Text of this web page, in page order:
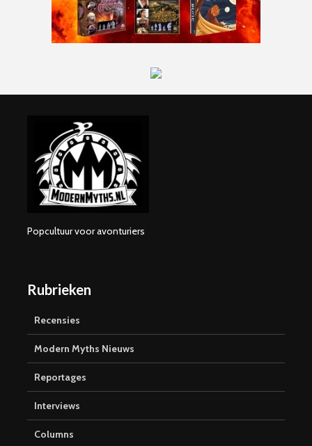
Popcultuur voor avonturiers
Rubrieken
Recensies
Modern Myths Nieuws
Reportages
Interviews
Columns